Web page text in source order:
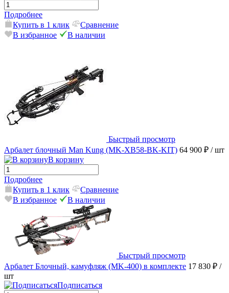
Подробнее
Купить в 1 клик
Сравнение
В избранное
В наличии
Быстрый просмотр
Арбалет блочный Man Kung (MK-XB58-BK-KIT) 64 900 ₽ / шт
В корзину
Подробнее
Купить в 1 клик
Сравнение
В избранное
В наличии
Быстрый просмотр
Арбалет Блочный, камуфляж (MK-400) в комплекте 17 830 ₽ /
шт
Подписаться